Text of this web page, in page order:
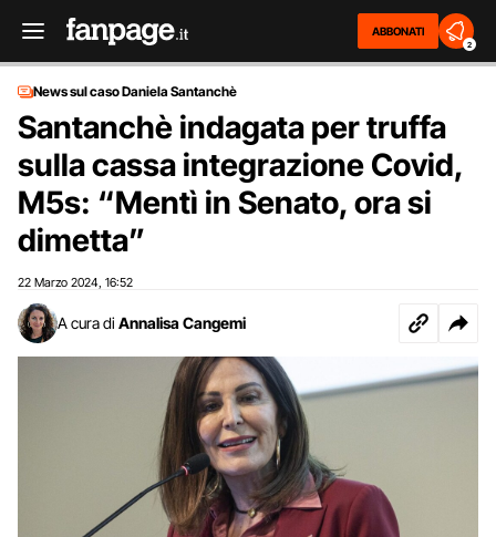
ABBONATI
2
News sul caso Daniela Santanchè
Santanchè indagata per truffa
sulla cassa integrazione Covid,
M5s: “Mentì in Senato, ora si
dimetta”
22 Marzo 2024 16:52
A cura di Annalisa Cangemi